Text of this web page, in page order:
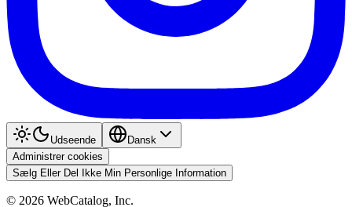
Udseende
Dansk
Administrer cookies
Sælg Eller Del Ikke Min Personlige Information
© 2026 WebCatalog, Inc.